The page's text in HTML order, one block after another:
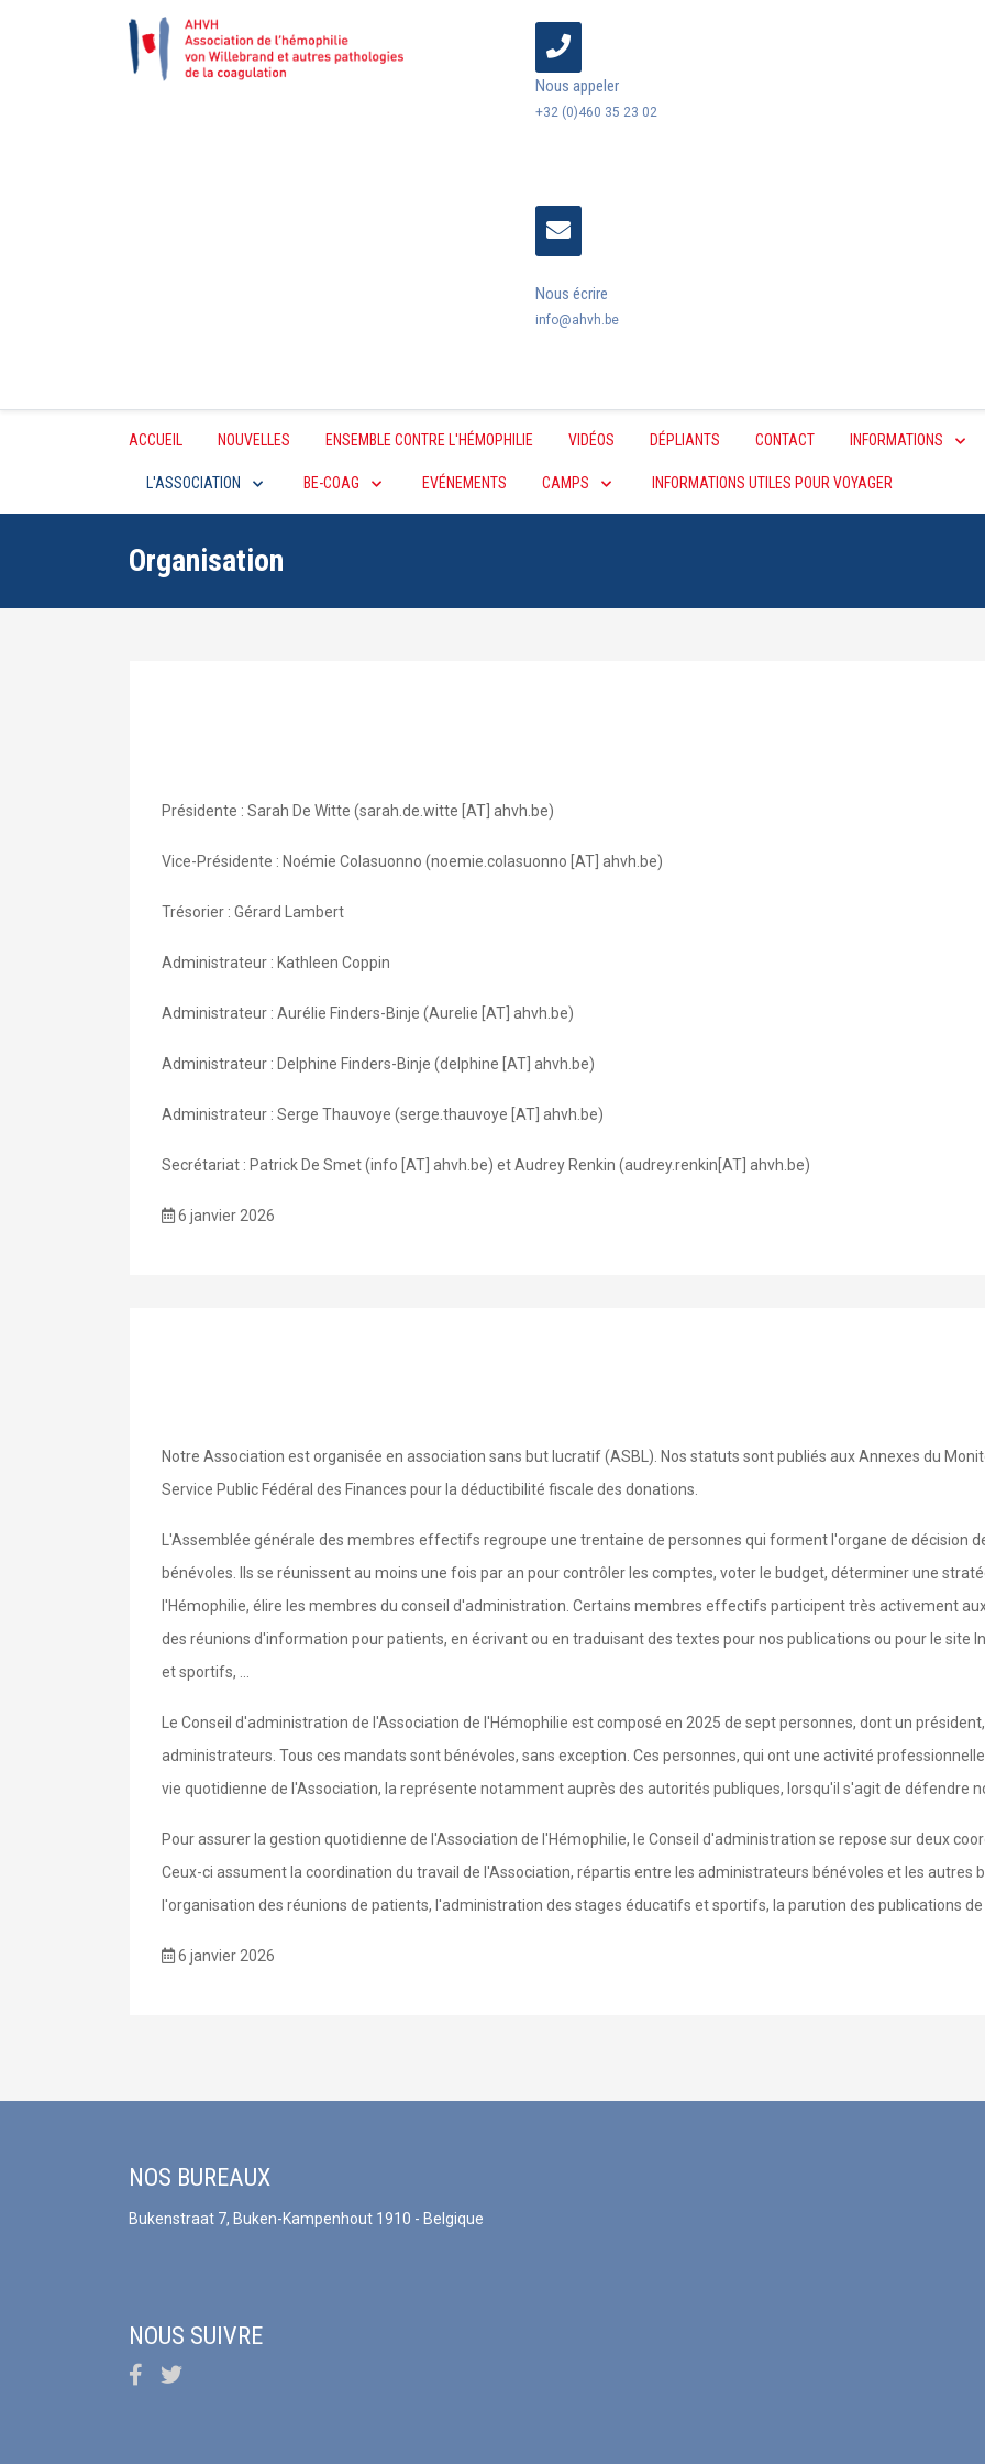
Nous appeler
+32 (0)460 35 23 02
Nous écrire
info@ahvh.be
ACCUEIL NOUVELLES ENSEMBLE CONTRE L'HÉMOPHILIE VIDÉOS DÉPLIANTS CONTACT INFORMATIONS
L'ASSOCIATION BE-COAG EVÉNEMENTS CAMPS INFORMATIONS UTILES POUR VOYAGER
Organisation
Présidente : Sarah De Witte (sarah.de.witte [AT] ahvh.be)
Vice-Présidente : Noémie Colasuonno (noemie.colasuonno [AT] ahvh.be)
Trésorier : Gérard Lambert
Administrateur : Kathleen Coppin
Administrateur : Aurélie Finders-Binje (Aurelie [AT] ahvh.be)
Administrateur : Delphine Finders-Binje (delphine [AT] ahvh.be)
Administrateur : Serge Thauvoye (serge.thauvoye [AT] ahvh.be)
Secrétariat : Patrick De Smet (info [AT] ahvh.be) et Audrey Renkin (audrey.renkin[AT] ahvh.be)
6 janvier 2026
Notre Association est organisée en association sans but lucratif (ASBL). Nos statuts sont publiés aux Annexes du
Service Public Fédéral des Finances pour la déductibilité fiscale des donations.
L'Assemblée générale des membres effectifs regroupe une trentaine de personnes qui forment l'organe de décision
bénévoles. Ils se réunissent au moins une fois par an pour contrôler les comptes, voter le budget, déterminer une
l'Hémophilie, élire les membres du conseil d'administration. Certains membres effectifs participent très activement
des réunions d'information pour patients, en écrivant ou en traduisant des textes pour nos publications ou pour le site
et sportifs, ...
Le Conseil d'administration de l'Association de l'Hémophilie est composé en 2025 de sept personnes, dont un
administrateurs. Tous ces mandats sont bénévoles, sans exception. Ces personnes, qui ont une activité
vie quotidienne de l'Association, la représente notamment auprès des autorités publiques, lorsqu'il s'agit de défendre
Pour assurer la gestion quotidienne de l'Association de l'Hémophilie, le Conseil d'administration se repose sur deux
Ceux-ci assument la coordination du travail de l'Association, répartis entre les administrateurs bénévoles et les autres
l'organisation des réunions de patients, l'administration des stages éducatifs et sportifs, la parution des publications
6 janvier 2026
NOS BUREAUX
Bukenstraat 7, Buken-Kampenhout 1910 - Belgique
NOUS SUIVRE